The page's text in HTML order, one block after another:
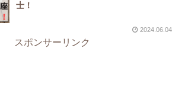
士！
2024.06.04
スポンサーリンク